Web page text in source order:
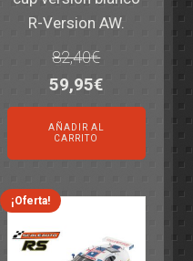
R-Version AW.
82,40€
El
precio
original
era:
82,40€.
59,95€El
precio
es:
59,95€.
AÑADIR AL
CARRITO
¡Oferta!